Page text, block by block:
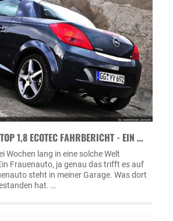
1,8 ECOTEC FAHRBERICHT - EIN …
Wochen lang in eine solche Welt
Frauenauto, ja genau das trifft es auf
steht in meiner Garage. Was dort
hat. …